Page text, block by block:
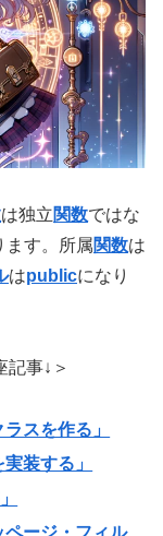
は独立関数ではな
ます。所属関数は
はpublicになり
記事↓＞
スを作る」
装する」
ージ・フィル